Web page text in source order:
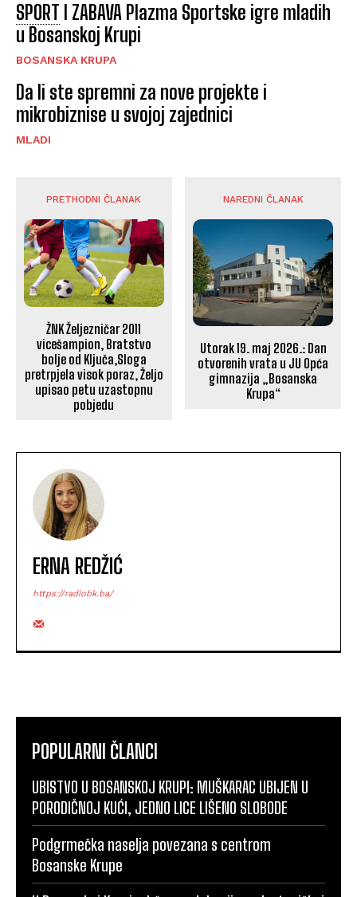
SPORT I ZABAVA Plazma Sportske igre mladih
u Bosanskoj Krupi
BOSANSKA KRUPA
Da li ste spremni za nove projekte i
mikrobiznise u svojoj zajednici
MLADI
PRETHODNI ČLANAK
ŽNK Željezničar 2011
vicešampion, Bratstvo
bolje od Ključa,Sloga
pretrpjela visok poraz, Željo
upisao petu uzastopnu
pobjedu
NAREDNI ČLANAK
Utorak 19. maj 2026.: Dan
otvorenih vrata u JU Opća
gimnazija „Bosanska
Krupa“
ERNA REDŽIĆ
https://radiobk.ba/
POPULARNI ČLANCI
UBISTVO U BOSANSKOJ KRUPI: MUŠKARAC UBIJEN U
PORODIČNOJ KUĆI, JEDNO LICE LIŠENO SLOBODE
Podgrmečka naselja povezana s centrom
Bosanske Krupe